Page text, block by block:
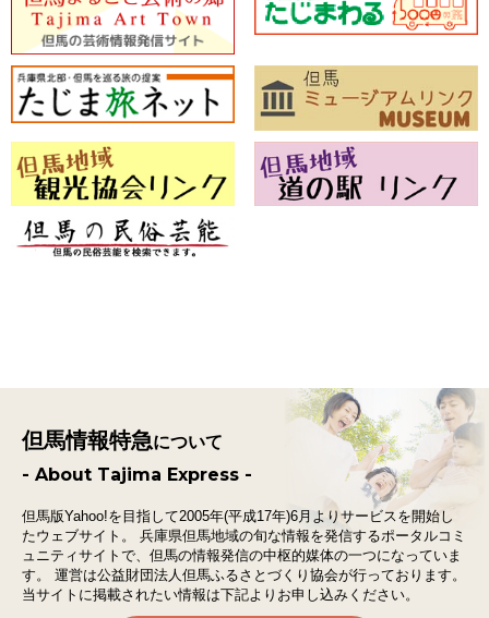
但馬情報特急について
- About Tajima Express -
但馬版Yahoo!を目指して2005年(平成17年)6月よりサービスを開始し
たウェブサイト。
兵庫県但馬地域の旬な情報を発信するポータルコミ
ュニティサイトで、 但馬の情報発信の中枢的媒体の一つになっていま
す。
運営は公益財団法人但馬ふるさとづくり協会が行っております。
当サイトに掲載されたい情報は下記よりお申し込みください。